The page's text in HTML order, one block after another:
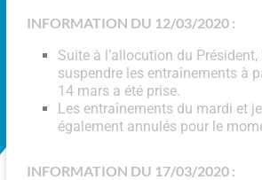
INFORMATION DU 12/03/2020 :
Suite à l’allocution du
suspendre les entraînements à
14 mars a été prise.
Les entraînements du mardi et
également annulés pour le
INFORMATION DU 17/03/2020 :